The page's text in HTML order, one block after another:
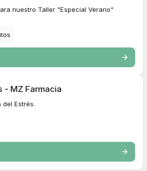
nuestro Taller "Especial Verano"
- MZ Farmacia
del Estrés.